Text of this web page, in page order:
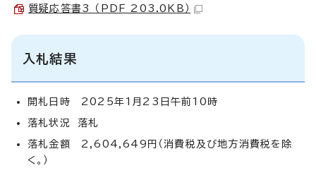
質疑応答書3 （PDF 203.0KB）
入札結果
開札日時 2025年1月23日午前10時
落札状況 落札
落札金額 2,604,649円（消費税及び地方消費税を除
く。）